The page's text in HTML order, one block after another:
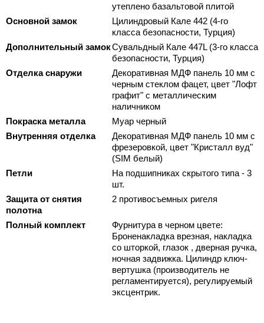
утеплено базальтовой плитой
Основной замок
Цилиндровый Кале 442 (4-го
класса безопасности, Турция)
Дополнительный замокСувальдный Кале 447L (3-го класса
безопасности, Турция)
Отделка снаружи
Декоративная МДФ панель 10 мм с
черным стеклом фацет, цвет "Лофт
графит" с металлическим
наличником
Покраска металла
Муар черный
Внутренняя отделка
Декоративная МДФ панель 10 мм с
фрезеровкой, цвет "Кристалл вуд"
(SIM белый)
Петли
На подшипниках скрытого типа - 3
шт.
Защита от снятия
полотна
2 противосъемных ригеля
Полный комплект
Фурнитура в черном цвете:
Броненакладка врезная, накладка
со шторкой, глазок , дверная ручка,
ночная задвижка. Цилиндр ключ-
вертушка (производитель не
регламентируется), регулируемый
эксцентрик.